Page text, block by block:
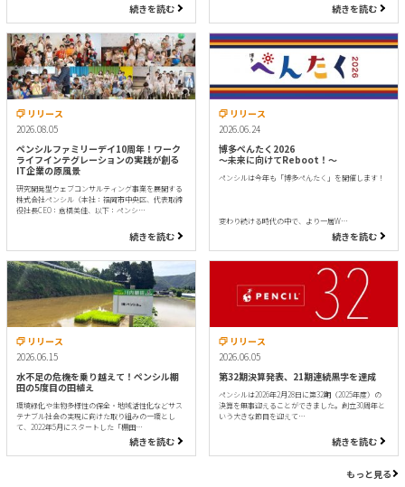
続きを読む 続きを読む
リリース
2026.08.05
ペンシルファミリーデイ10周年！ワーク
ライフインテグレーションの実践が創る
IT企業の原風景
研究開発型ウェブコンサルティング事業を展開する
株式会社ペンシル（本社：福岡市中央区、代表取締
役社長CEO：倉橋美佳、以下：ペンシ…
続きを読む
リリース
2026.06.24
博多ぺんたく2026
〜未来に向けてReboot！〜
ペンシルは今年も「博多ぺんたく」を開催します！
変わり続ける時代の中で、より一層W…
続きを読む
リリース
2026.06.15
水不足の危機を乗り越えて！ペンシル棚
田の5度目の田植え
環境緑化や生物多様性の保全・地域活性化などサス
テナブル社会の実現に向けた取り組みの一環とし
て、2022年5月にスタートした「棚田…
続きを読む
リリース
2026.06.05
第32期決算発表、21期連続黒字を達成
ペンシルは2026年2月28日に第32期（2025年度）の
決算を無事迎えることができました。創立30周年と
いう大きな節目を迎えて…
続きを読む
もっと見る